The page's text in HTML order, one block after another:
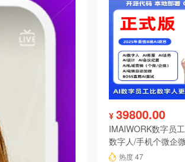
¥ 39800.00
IMAIWORK数字员
数字人/手机个微企
陪练/电销/客服/法
热度 47